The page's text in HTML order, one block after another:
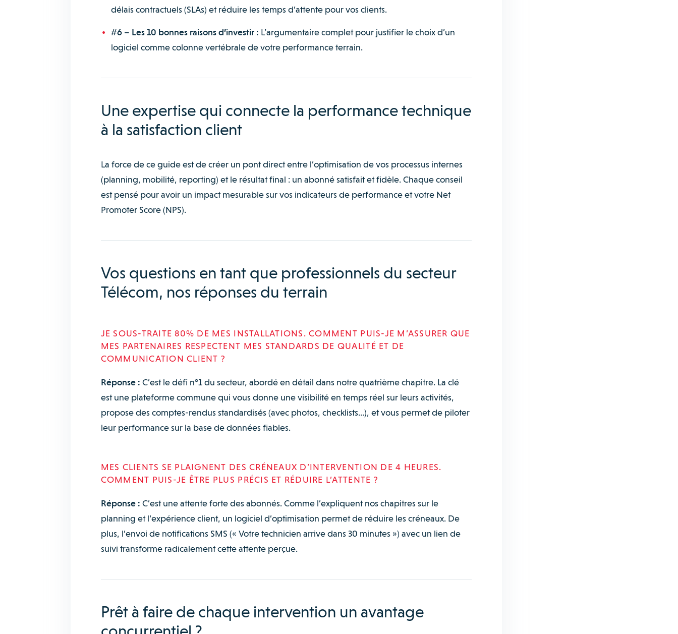
délais contractuels (SLAs) et réduire les temps d’attente pour vos clients.
#6 – Les 10 bonnes raisons d’investir : L’argumentaire complet pour justifier le choix d’un
logiciel comme colonne vertébrale de votre performance terrain.
Une expertise qui connecte la performance technique
à la satisfaction client
La force de ce guide est de créer un pont direct entre l’optimisation de vos processus internes
(planning, mobilité, reporting) et le résultat final : un abonné satisfait et fidèle. Chaque conseil
est pensé pour avoir un impact mesurable sur vos indicateurs de performance et votre Net
Promoter Score (NPS).
Vos questions en tant que professionnels du secteur
Télécom, nos réponses du terrain
JE SOUS-TRAITE 80% DE MES INSTALLATIONS. COMMENT PUIS-JE M’ASSURER QUE
MES PARTENAIRES RESPECTENT MES STANDARDS DE QUALITÉ ET DE
COMMUNICATION CLIENT ?
Réponse : C’est le défi n°1 du secteur, abordé en détail dans notre quatrième chapitre. La clé
est une plateforme commune qui vous donne une visibilité en temps réel sur leurs activités,
propose des comptes-rendus standardisés (avec photos, checklists…), et vous permet de piloter
leur performance sur la base de données fiables.
MES CLIENTS SE PLAIGNENT DES CRÉNEAUX D’INTERVENTION DE 4 HEURES.
COMMENT PUIS-JE ÊTRE PLUS PRÉCIS ET RÉDUIRE L’ATTENTE ?
Réponse : C’est une attente forte des abonnés. Comme l’expliquent nos chapitres sur le
planning et l’expérience client, un logiciel d’optimisation permet de réduire les créneaux. De
plus, l’envoi de notifications SMS (« Votre technicien arrive dans 30 minutes ») avec un lien de
suivi transforme radicalement cette attente perçue.
Prêt à faire de chaque intervention un avantage